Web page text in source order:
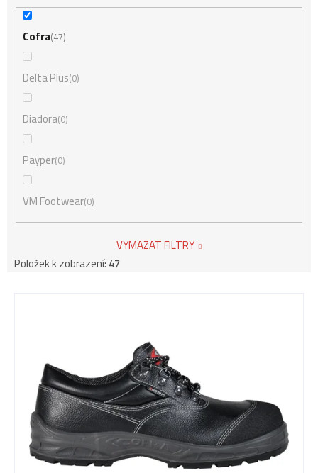
Cofra 47
Delta Plus 0
Diadora 0
Payper 0
VM Footwear 0
VYMAZAT FILTRY
Položek k zobrazení:47